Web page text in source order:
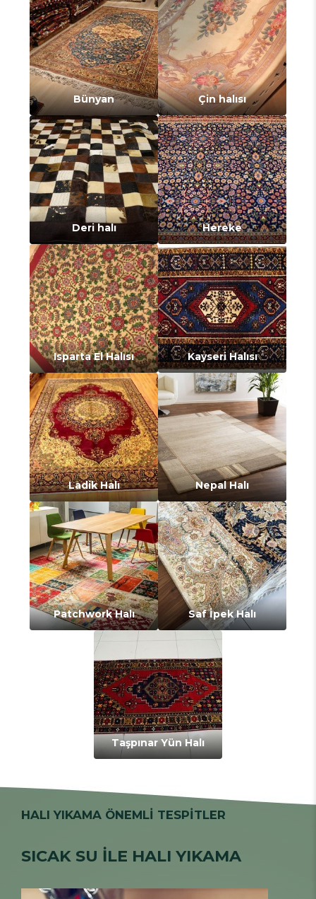
Bünyan Çin halısı
Deri halı Hereke
Isparta El Halısı Kayseri Halısı
Ladik Halı Nepal Halı
Patchwork Halı Saf İpek Halı
Taşpınar Yün Halı
HALI YIKAMA ÖNEMLİ TESPİTLER
SICAK SU İLE HALI YIKAMA